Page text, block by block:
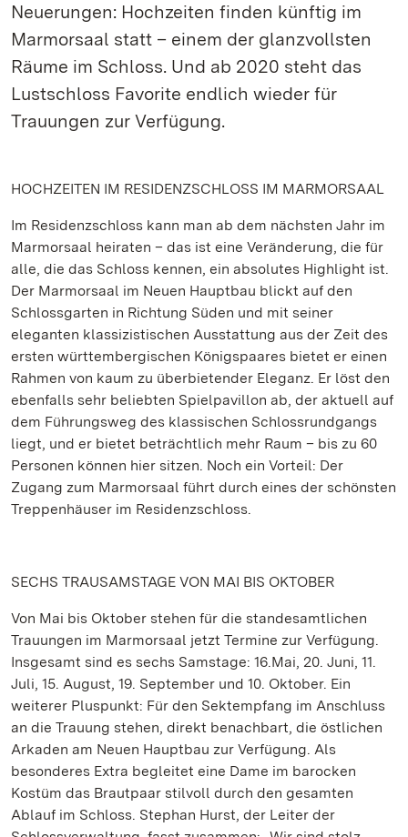
Neuerungen: Hochzeiten finden künftig im
Marmorsaal statt – einem der glanzvollsten
Räume im Schloss. Und ab 2020 steht das
Lustschloss Favorite endlich wieder für
Trauungen zur Verfügung.
HOCHZEITEN IM RESIDENZSCHLOSS IM MARMORSAAL
Im Residenzschloss kann man ab dem nächsten Jahr im
Marmorsaal heiraten – das ist eine Veränderung, die für
alle, die das Schloss kennen, ein absolutes Highlight ist.
Der Marmorsaal im Neuen Hauptbau blickt auf den
Schlossgarten in Richtung Süden und mit seiner
eleganten klassizistischen Ausstattung aus der Zeit des
ersten württembergischen Königspaares bietet er einen
Rahmen von kaum zu überbietender Eleganz. Er löst den
ebenfalls sehr beliebten Spielpavillon ab, der aktuell auf
dem Führungsweg des klassischen Schlossrundgangs
liegt, und er bietet beträchtlich mehr Raum – bis zu 60
Personen können hier sitzen. Noch ein Vorteil: Der
Zugang zum Marmorsaal führt durch eines der schönsten
Treppenhäuser im Residenzschloss.
SECHS TRAUSAMSTAGE VON MAI BIS OKTOBER
Von Mai bis Oktober stehen für die standesamtlichen
Trauungen im Marmorsaal jetzt Termine zur Verfügung.
Insgesamt sind es sechs Samstage: 16.Mai, 20. Juni, 11.
Juli, 15. August, 19. September und 10. Oktober. Ein
weiterer Pluspunkt: Für den Sektempfang im Anschluss
an die Trauung stehen, direkt benachbart, die östlichen
Arkaden am Neuen Hauptbau zur Verfügung. Als
besonderes Extra begleitet eine Dame im barocken
Kostüm das Brautpaar stilvoll durch den gesamten
Ablauf im Schloss. Stephan Hurst, der Leiter der